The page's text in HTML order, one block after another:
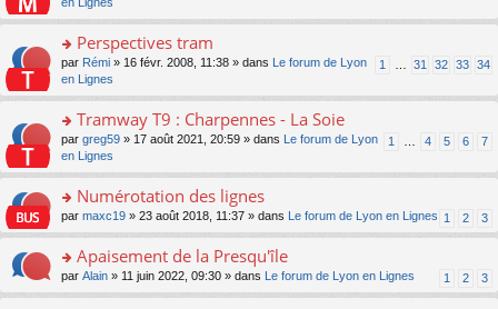
nt
c
e
nt
n
lu
le
u
c
e
nt
n
o
n
lu
le
u
c
e
nt
m
e
s
s
a
n
o
n
lu
le
u
ré
c
e
s
er
le
m
e
s
s
a
n
o
n
lu
pl
o
n
s
er
le
m
e
s
s
e
n
o
Perspectives tram
1 31 32 33 34
par Rémi » 16 févr. 2008, 11:38 » dans
Le forum de Lyon
en Lignes
o
n
s
er
le
m
e
s
Tramway T9 : Charpennes - La Soie
1 4 5 6 7
par greg59 » 17 août 2021, 20:59 » dans
Le forum de Lyon
en Lignes
o
n
ult
er
le
Numérotation des lignes
1 2 3
par maxc19 » 23 août 2018, 11:37 » dans Le forum de Lyon en Lignes
o
n
Apaisement de la Presqu'île
1 2 3
par Alain » 11 juin 2022, 09:30 » dans Le forum de Lyon en Lignes